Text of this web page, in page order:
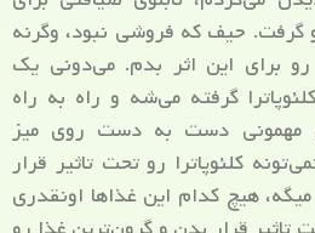
گرفت. حیف که فروشی نبود، وگرنه
برای این اثر بدم. می‌دونی یک
گرفته می‌شه و راه به‌ راه
مهمونی دست به دست روی میز
کلئوپاترا رو تحت تاثیر قرار
میگه، هیچ کدام این غذاها اونقدری